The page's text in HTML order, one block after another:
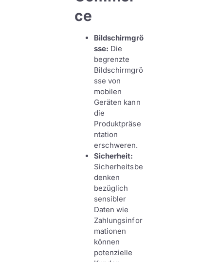
ce
Bildschirmgrö
sse: Die
begrenzte
Bildschirmgrö
sse von
mobilen
Geräten kann
die
Produktpräse
ntation
erschweren.
Sicherheit:
Sicherheitsbe
denken
bezüglich
sensibler
Daten wie
Zahlungsinfor
mationen
können
potenzielle